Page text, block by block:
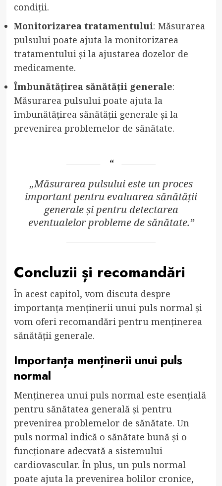
condiții.
Monitorizarea tratamentului: Măsurarea
pulsului poate ajuta la monitorizarea
tratamentului și la ajustarea dozelor de
medicamente.
Îmbunătățirea sănătății generale:
Măsurarea pulsului poate ajuta la
îmbunătățirea sănătății generale și la
prevenirea problemelor de sănătate.
„Măsurarea pulsului este un proces
important pentru evaluarea sănătății
generale și pentru detectarea
eventualelor probleme de sănătate.”
Concluzii și recomandări
În acest capitol, vom discuta despre
importanța menținerii unui puls normal și
vom oferi recomandări pentru menținerea
sănătății generale.
Importanța menținerii unui puls
normal
Menținerea unui puls normal este esențială
pentru sănătatea generală și pentru
prevenirea problemelor de sănătate. Un
puls normal indică o sănătate bună și o
funcționare adecvată a sistemului
cardiovascular. În plus, un puls normal
poate ajuta la prevenirea bolilor cronice,